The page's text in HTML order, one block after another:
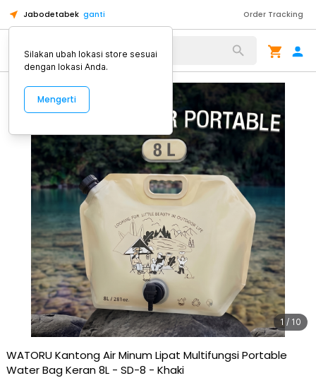
Jabodetabek ganti Order Tracking
Alat Kopi
1 / 10
WATORU Kantong Air Minum Lipat Multifungsi Portable
Water Bag Keran 8L - SD-8 - Khaki
Silakan ubah lokasi store sesuai
dengan lokasi Anda.
Mengerti